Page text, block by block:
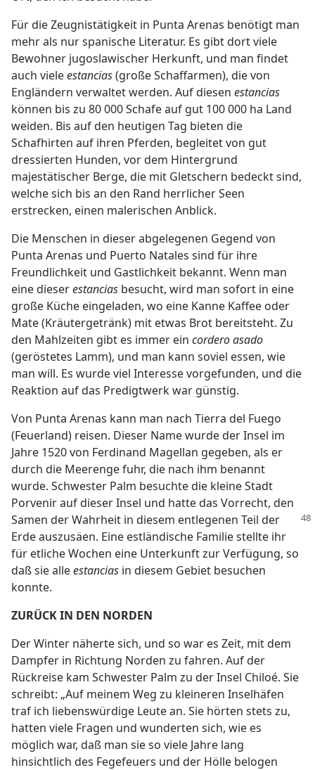
Für die Zeugnistätigkeit in Punta Arenas benötigt man
mehr als nur spanische Literatur. Es gibt dort viele
Bewohner jugoslawischer Herkunft, und man findet
auch vieleestancias(große Schaffarmen), die von
Engländern verwaltet werden. Auf diesen estancias
können bis zu 80 000 Schafe auf gut 100 000 ha Land
weiden. Bis auf den heutigen Tag bieten die
Schafhirten auf ihren Pferden, begleitet von gut
dressierten Hunden, vor dem Hintergrund
majestätischer Berge, die mit Gletschern bedeckt sind,
welche sich bis an den Rand herrlicher Seen
erstrecken, einen malerischen Anblick.
Die Menschen in dieser abgelegenen Gegend von
Punta Arenas und Puerto Natales sind für ihre
Freundlichkeit und Gastlichkeit bekannt. Wenn man
eine dieserestancias besucht, wird man sofort in eine
große Küche eingeladen, wo eine Kanne Kaffee oder
Mate (Kräutergetränk) mit etwas Brot bereitsteht. Zu
den Mahlzeiten gibt es immer ein cordero asado
(geröstetes Lamm), und man kann soviel essen, wie
man will. Es wurde viel Interesse vorgefunden, und die
Reaktion auf das Predigtwerk war günstig.
Von Punta Arenas kann man nach Tierra del Fuego
(Feuerland) reisen. Dieser Name wurde der Insel im
Jahre 1520 von Ferdinand Magellan gegeben, als er
durch die Meerenge fuhr, die nach ihm benannt
wurde. Schwester Palm besuchte die kleine Stadt
Porvenir auf dieser Insel und hatte das Vorrecht, den
Samen der Wahrheit in diesem entlegenen Teil der
Erde auszusäen. Eine estländische Familie stellte ihr
für etliche Wochen eine Unterkunft zur Verfügung, so
daß sie alleestancias in diesem Gebiet besuchen
konnte.
ZURÜCK IN DEN NORDEN
Der Winter näherte sich, und so war es Zeit, mit dem
Dampfer in Richtung Norden zu fahren. Auf der
Rückreise kam Schwester Palm zu der Insel Chiloé. Sie
schreibt: „Auf meinem Weg zu kleineren Inselhäfen
traf ich liebenswürdige Leute an. Sie hörten stets zu,
hatten viele Fragen und wunderten sich, wie es
möglich war, daß man sie so viele Jahre lang
hinsichtlich des Fegefeuers und der Hölle belogen